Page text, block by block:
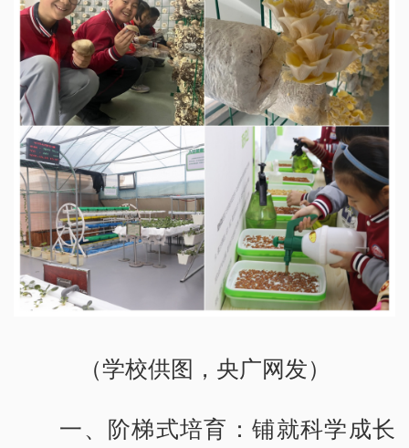
（学校供图，央广网发）
一、阶梯式培育：铺就科学成长